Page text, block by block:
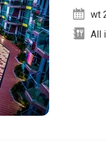
wt
All